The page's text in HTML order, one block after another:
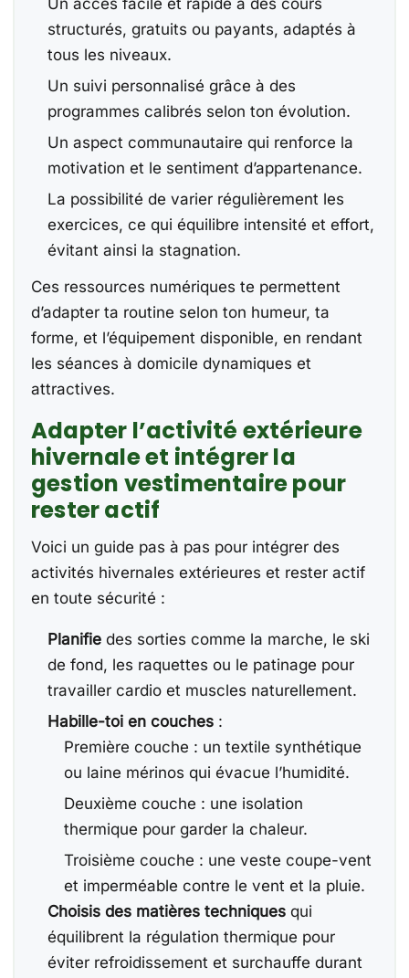
Un accès facile et rapide à des cours
structurés, gratuits ou payants, adaptés à
tous les niveaux.
Un suivi personnalisé grâce à des
programmes calibrés selon ton évolution.
Un aspect communautaire qui renforce la
motivation et le sentiment d’appartenance.
La possibilité de varier régulièrement les
exercices, ce qui équilibre intensité et effort,
évitant ainsi la stagnation.
Ces ressources numériques te permettent
d’adapter ta routine selon ton humeur, ta
forme, et l’équipement disponible, en rendant
les séances à domicile dynamiques et
attractives.
Adapter l’activité extérieure
hivernale et intégrer la
gestion vestimentaire pour
rester actif
Voici un guide pas à pas pour intégrer des
activités hivernales extérieures et rester actif
en toute sécurité :
Planifie des sorties comme la marche, le ski
de fond, les raquettes ou le patinage pour
travailler cardio et muscles naturellement.
Habille-toi en couches :
Première couche : un textile synthétique
ou laine mérinos qui évacue l’humidité.
Deuxième couche : une isolation
thermique pour garder la chaleur.
Troisième couche : une veste coupe-vent
et imperméable contre le vent et la pluie.
Choisis des matières techniques qui
équilibrent la régulation thermique pour
éviter refroidissement et surchauffe durant